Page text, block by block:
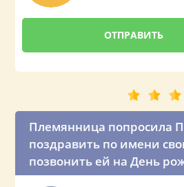
Племянница попросила
поздравить по имени
позвонить ей на День
телефону